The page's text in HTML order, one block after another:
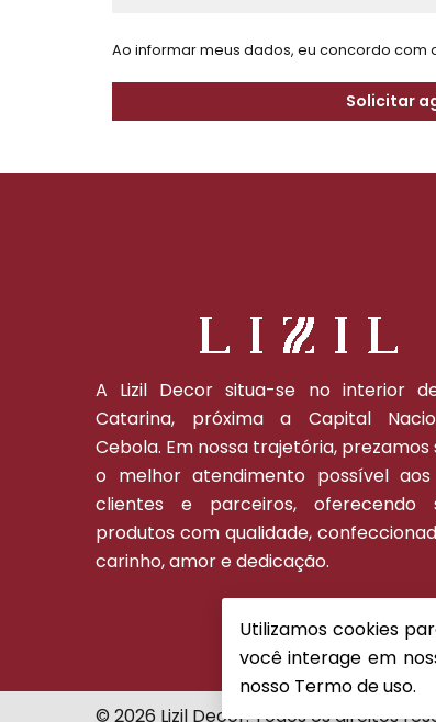
Ao informar meus dados, eu concordo com
Solicitar
Utilizamos cookies
você interage em
nosso Termo de uso.
A Lizil Decor situa-se no interior
Catarina, próxima a Capital
Cebola. Em nossa trajetória,
o melhor atendimento possível aos
clientes e parceiros, oferecendo
produtos com qualidade,
carinho, amor e dedicação.
© 2026 Lizil Decor. Todos os direitos